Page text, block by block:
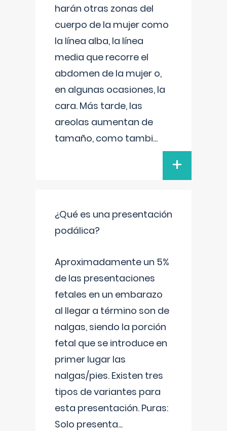
harán otras zonas del
cuerpo de la mujer como
la línea alba, la línea
media que recorre el
abdomen de la mujer o,
en algunas ocasiones, la
cara. Más tarde, las
areolas aumentan de
tamaño, como tambi...
+
¿Qué es una presentación
podálica?
Aproximadamente un 5%
de las presentaciones
fetales en un embarazo
al llegar a término son de
nalgas, siendo la porción
fetal que se introduce en
primer lugar las
nalgas/pies. Existen tres
tipos de variantes para
esta presentación. Puras:
Solo presenta...